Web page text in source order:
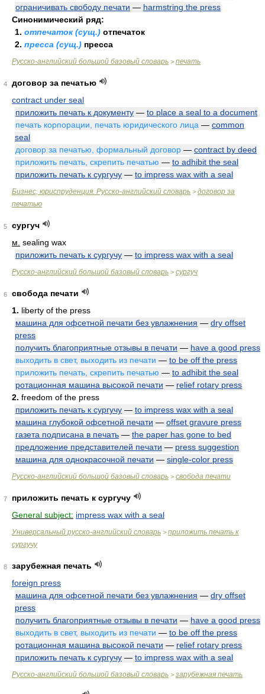
ограничивать свободу печати — harmstring the press
Синонимический ряд:
1. отпечаток (сущ.) отпечаток
2. пресса (сущ.) пресса
Русско-английский большой базовый словарь > печать
4
договор за печатью
contract under seal
приложить печать к документу — to place a seal to a document
печать корпорации, печать юридического лица — common
seal
договор за печатью, формальный договор — contract by deed
приложить печать, скрепить печатью — to adhibit the seal
приложить печать к сургучу — to impress wax with a seal
Бизнес, юриспруденция. Русско-английский словарь > договор за
печатью
5
сургуч
м. sealing wax
приложить печать к сургучу — to impress wax with a seal
Русско-английский большой базовый словарь > сургуч
6
свобода печати
1. liberty of the press
машина для офсетной печати без увлажнения — dry offset
press
получить благоприятные отзывы в печати — have a good press
выходить в свет, выходить из печати — to be off the press
приложить печать, скрепить печатью — to adhibit the seal
ротационная машина высокой печати — relief rotary press
2. freedom of the press
приложить печать к сургучу — to impress wax with a seal
машина глубокой офсетной печати — offset gravure press
газета подписана в печать — the paper has gone to bed
предложение представителей печати — press suggestion
машина для однокрасочной печати — single-color press
Русско-английский большой базовый словарь > свобода печати
7
приложить печать к сургучу
General subject: impress wax with a seal
Универсальный русско-английский словарь > приложить печать к
сургучу
8
зарубежная печать
foreign press
машина для офсетной печати без увлажнения — dry offset
press
получить благоприятные отзывы в печати — have a good press
выходить в свет, выходить из печати — to be off the press
ротационная машина высокой печати — relief rotary press
приложить печать к сургучу — to impress wax with a seal
Русско-английский большой базовый словарь > зарубежная печать